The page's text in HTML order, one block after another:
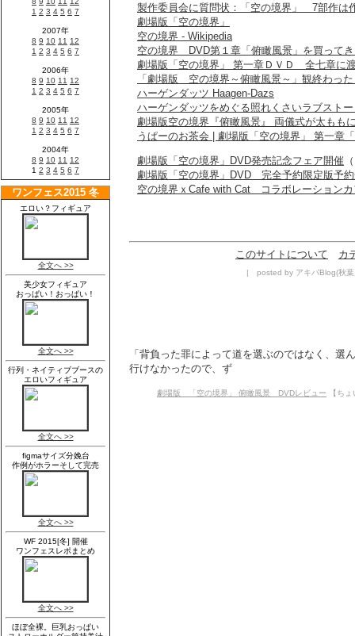
製作委員会に質問状：「空の境界」 7部作は
劇場版「空の境界」
空の境界 - Wikipedia
空の境界 DVD第１章「俯瞰風景」を買って
劇場版「空の境界」 第一章ＤＶＤ 全七章に
「劇場版 空の境界～俯瞰風景～」観終わっ
ハーゲンダッツ Haagen-Dazs
ハーゲンダッツをめぐる照れくさいラブスト
劇場版空の境界『俯瞰風景』 両儀式が太もも
うぱーのお茶会 | 劇場版「空の境界」 第一章
劇場版「空の境界」DVD発売記念フェア開催
劇場版「空の境界」DVD 完全予約限定版予
空の境界ｘCafe with Cat コラボレーションカ
このサイトについて カ
| posted by アキバBlog(秋葉
「背負った罪によって道を選ぶのではなく、選
行けなかったので、ず
劇場版 「空の境界」 俯瞰風景 DVDレビュー 【ち